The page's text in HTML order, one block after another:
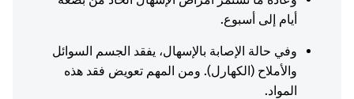
أيام إلى أسبوع.
وفي حالة الإصابة بالإسهال، يفقد الجسم السوائل
والأملاح (الكهارل). ومن المهم تعويض فقد هذه
المواد.